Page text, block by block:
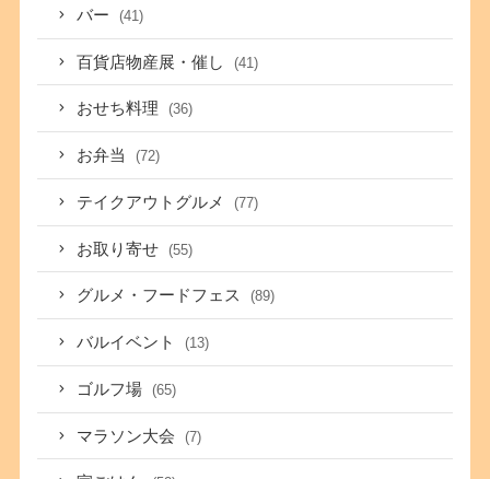
バー (41)
百貨店物産展・催し (41)
おせち料理 (36)
お弁当 (72)
テイクアウトグルメ (77)
お取り寄せ (55)
グルメ・フードフェス (89)
バルイベント (13)
ゴルフ場 (65)
マラソン大会 (7)